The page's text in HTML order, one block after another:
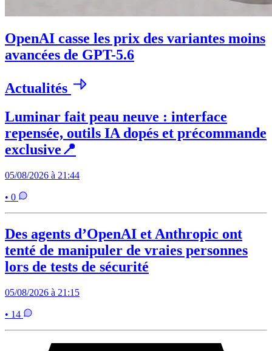
OpenAI casse les prix des variantes moins
avancées de GPT-5.6
Actualités
Luminar fait peau neuve : interface
repensée, outils IA dopés et précommande
exclusive📍
05/08/2026 à 21:44
• 0
Des agents d’OpenAI et Anthropic ont
tenté de manipuler de vraies personnes
lors de tests de sécurité
05/08/2026 à 21:15
• 14